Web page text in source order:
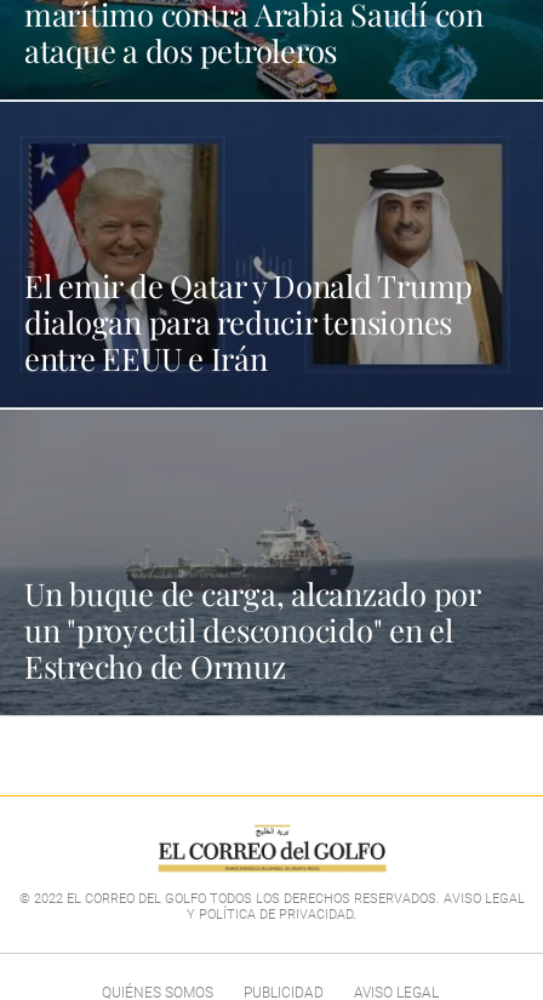
marítimo contra Arabia Saudí con
ataque a dos petroleros
El emir de Qatar y Donald Trump
dialogan para reducir tensiones
entre EEUU e Irán
Un buque de carga, alcanzado por
un "proyectil desconocido" en el
Estrecho de Ormuz
© 2022 EL CORREO DEL GOLFO TODOS LOS DERECHOS RESERVADOS. AVISO LEGAL
Y POLÍTICA DE PRIVACIDAD.
QUIÉNES SOMOS PUBLICIDAD AVISO LEGAL